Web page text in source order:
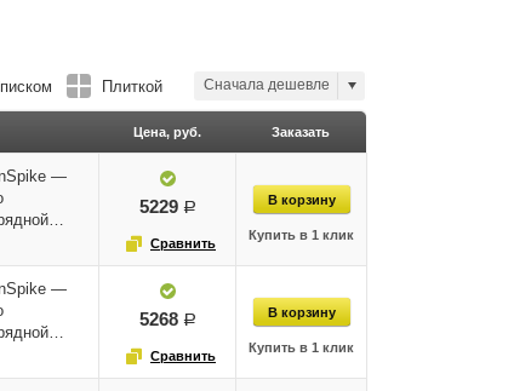
Сначала дешевле
Плиткой
Цена, руб. Заказать
—
5229 руб.
—
5268 руб.